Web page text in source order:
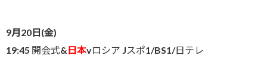
9月20日(金)
19:45 開会式&日本vロシア Jスポ1/BS1/日テレ